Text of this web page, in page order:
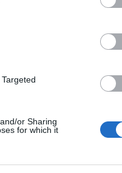
or Sharing
for which it